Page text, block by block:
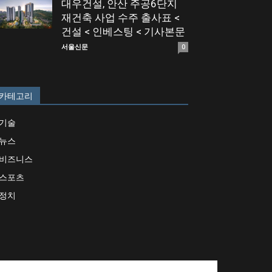
대우건설, 안산 주공6단지
재건축 사업 수주 출사표 <
건설 < 인베스팅 < 기사본문
서울신문 0
테고리
술
스
즈니스
포츠
치